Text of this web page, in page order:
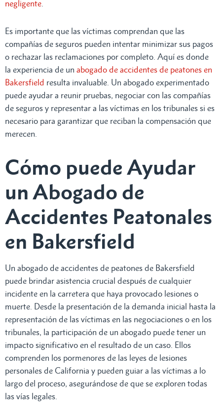
negligente
Es importante que las víctimas comprendan que las
compañías de seguros pueden intentar minimizar sus pagos
o rechazar las reclamaciones por completo. Aquí es donde
la experiencia de un abogado de accidentes de peatones en
Bakersfield resulta invaluable. Un abogado experimentado
puede ayudar a reunir pruebas, negociar con las compañías
de seguros y representar a las víctimas en los tribunales si es
necesario para garantizar que reciban la compensación que
merecen.
Cómo puede Ayudar
un Abogado de
Accidentes Peatonales
en Bakersfield
Un abogado de accidentes de peatones de Bakersfield
puede brindar asistencia crucial después de cualquier
incidente en la carretera que haya provocado lesiones o
muerte. Desde la presentación de la demanda inicial hasta la
representación de las víctimas en las negociaciones o en los
tribunales, la participación de un abogado puede tener un
impacto significativo en el resultado de un caso. Ellos
comprenden los pormenores de las leyes de lesiones
personales de California y pueden guiar a las víctimas a lo
largo del proceso, asegurándose de que se exploren todas
las vías legales.